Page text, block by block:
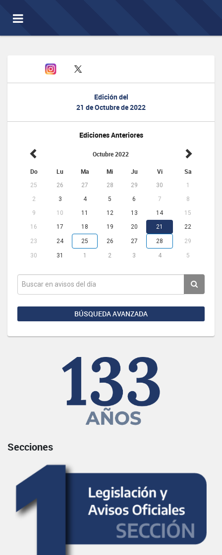
Toggle
navigation
Edición del
21 de Octubre de 2022
Ediciones Anteriores
Octubre 2022
Do Lu Ma Mi Ju Vi Sa
25 26 27 28 29 30
1
2
3 4 5 6 7
8
9
10 11 12 13 14
15
16
17 18 19 20 21 22
23 24 25 26 27 28 29
30 31 1 2 3 4 5
BÚSQUEDA AVANZADA
Secciones